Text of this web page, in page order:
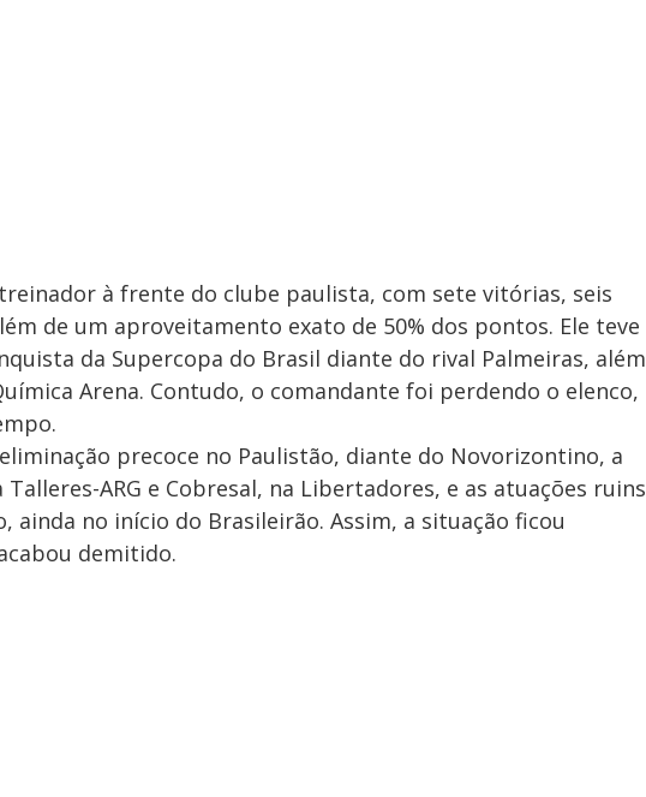
à frente do clube paulista, com sete vitórias, seis
de um aproveitamento exato de 50% dos pontos. Ele teve
da Supercopa do Brasil diante do rival Palmeiras, além
Arena. Contudo, o comandante foi perdendo o elenco,
precoce no Paulistão, diante do Novorizontino, a
ARG e Cobresal, na Libertadores, e as atuações ruins
ainda no início do Brasileirão. Assim, a situação ficou
demitido.